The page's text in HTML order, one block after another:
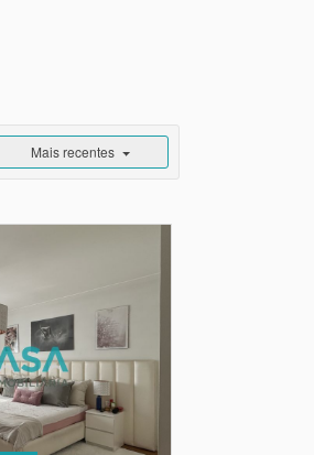
Mais recentes